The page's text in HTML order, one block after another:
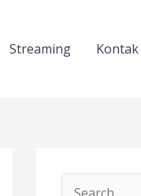
Streaming Kontak